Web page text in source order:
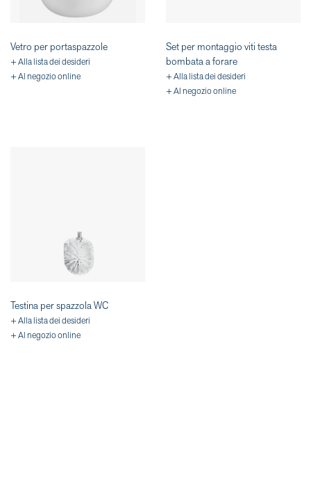
Vetro per portaspazzole
+ Alla lista dei desideri
+ Al negozio online
Set per montaggio viti testa
bombata a forare
+ Alla lista dei desideri
+ Al negozio online
Testina per spazzola WC
+ Alla lista dei desideri
+ Al negozio online